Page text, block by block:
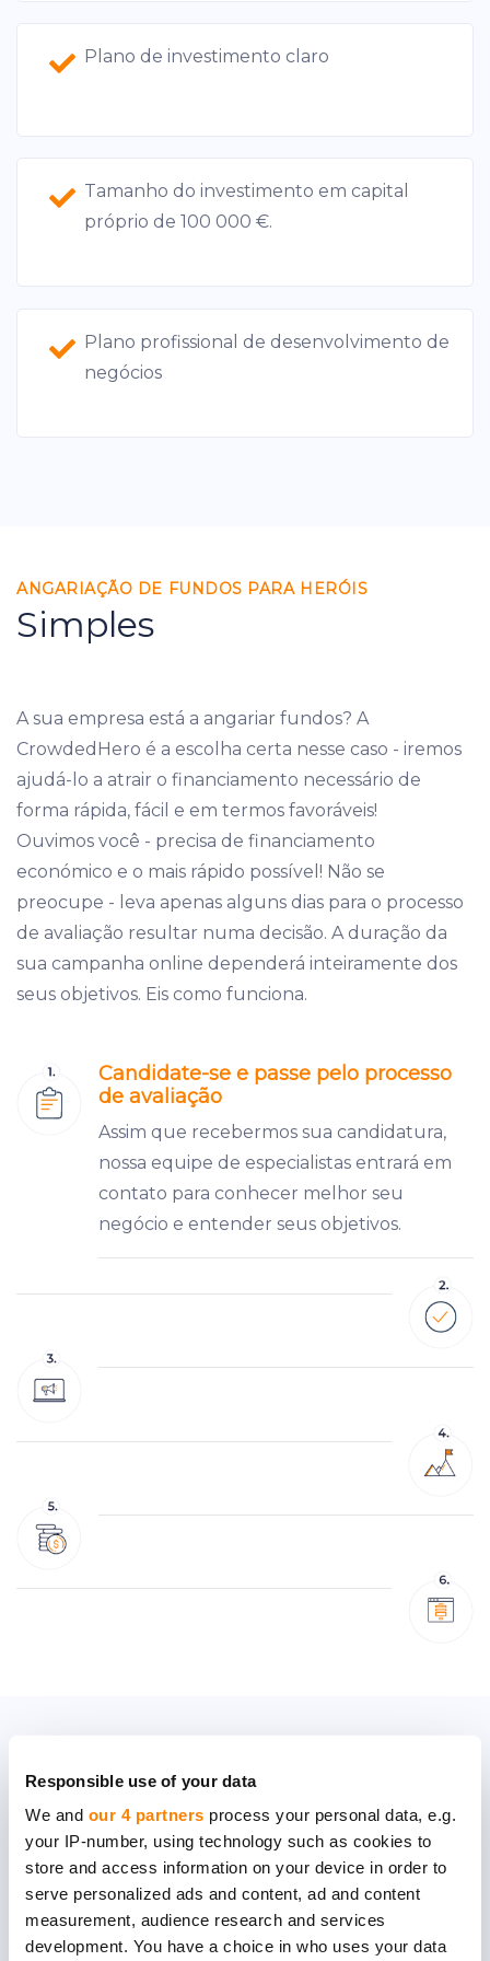
Responsible use of your data
We and our 4 partners process your personal data, e.g.
your IP-number, using technology such as cookies to
store and access information on your device in order to
serve personalized ads and content, ad and content
measurement, audience research and services
development. You have a choice in who uses your data
Plano de investimento claro
Tamanho do investimento em capital
próprio de 100 000 €.
Plano profissional de desenvolvimento de
negócios
ANGARIAÇÃO DE FUNDOS PARA HERÓIS
Simples
A sua empresa está a angariar fundos? A
CrowdedHero é a escolha certa nesse caso - iremos
ajudá-lo a atrair o financiamento necessário de
forma rápida, fácil e em termos favoráveis!
Ouvimos você - precisa de financiamento
económico e o mais rápido possível! Não se
preocupe - leva apenas alguns dias para o processo
de avaliação resultar numa decisão. A duração da
sua campanha online dependerá inteiramente dos
seus objetivos. Eis como funciona.
Candidate-se e passe pelo processo
de avaliação
Assim que recebermos sua candidatura,
nossa equipe de especialistas entrará em
contato para conhecer melhor seu
negócio e entender seus objetivos.
De onde partes?
Seja uma startup ou uma empresa
madura, mal podemos esperar para
ouvir a sua história, compreender
profundamente as suas necessidades e
ajudá-lo a concretizar a sua ideia.